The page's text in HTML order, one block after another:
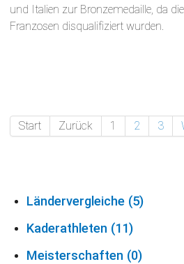
und Italien zur Bronzemedaille, da
Franzosen disqualifiziert wurden.
Start Zurück 1 2 3
Ländervergleiche (5)
Kaderathleten (11)
Meisterschaften (0)